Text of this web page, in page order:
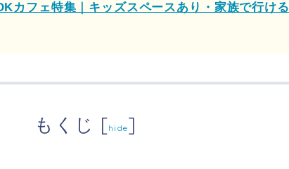
カフェ特集｜キッズスペースあり・家族で行ける
もくじ [hide]